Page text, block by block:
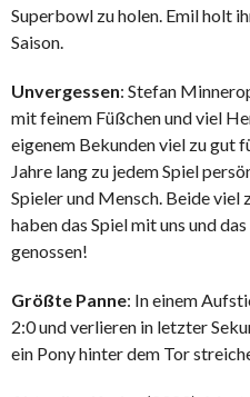
Superbowl zu holen. Emil holt
Saison.
Unvergessen: Stefan
mit feinem Füßchen und viel
eigenem Bekunden viel zu gut
Jahre lang zu jedem Spiel
Spieler und Mensch. Beide viel
haben das Spiel mit uns und
genossen!
Größte Panne: In einem
2:0 und verlieren in letzter
ein Pony hinter dem Tor